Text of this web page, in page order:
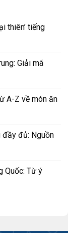
thiên’ tiếng
Giải mã
A-Z về món ăn
đầy đủ: Nguồn
Quốc: Từ ý